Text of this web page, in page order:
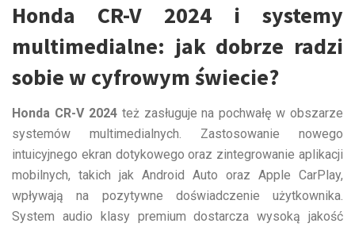
Honda CR-V 2024 i systemy
multimedialne: jak dobrze radzi
sobie w cyfrowym świecie?
Honda CR-V 2024też zasługuje na pochwałę w obszarze
systemów multimedialnych. Zastosowanie nowego
intuicyjnego ekran dotykowego oraz zintegrowanie aplikacji
mobilnych, takich jak Android Auto oraz Apple CarPlay,
wpływają na pozytywne doświadczenie użytkownika.
System audio klasy premium dostarcza wysoką jakość